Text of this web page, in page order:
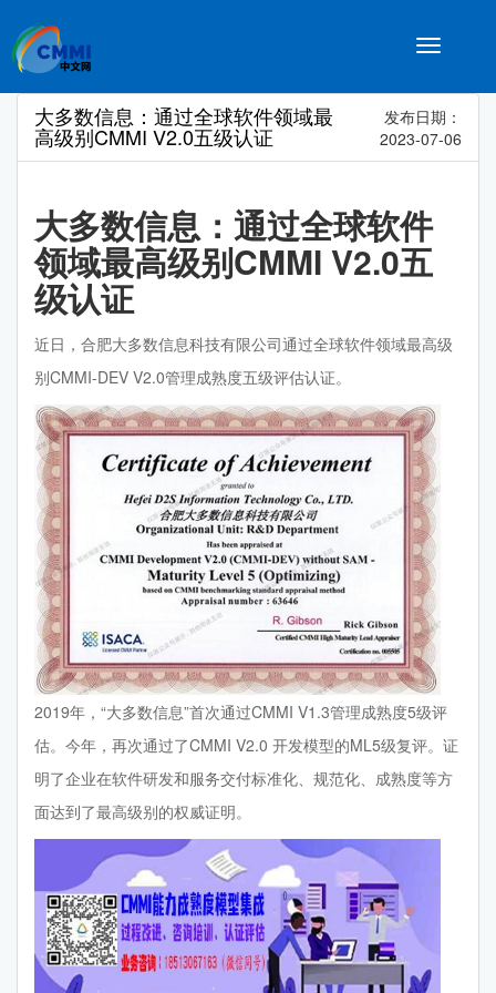
Toggle
大多数信息：通过全球软件领域最
高级别CMMI V2.0五级认证
发布日期：
2023-07-06
大多数信息：通过全球软件
领域最高级别CMMI V2.0五
级认证
近日，合肥大多数信息科技有限公司通过全球软件领域最高级
别CMMI-DEV V2.0管理成熟度五级评估认证。
2019年，“大多数信息”首次通过CMMI V1.3管理成熟度5级评
估。今年，再次通过了CMMI V2.0 开发模型的ML5级复评。证
明了企业在软件研发和服务交付标准化、规范化、成熟度等方
面达到了最高级别的权威证明。